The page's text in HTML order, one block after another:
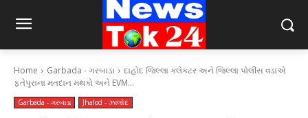
Home Garbada - ગરબાડા
દાહોદ જિલ્લા કલેક્ટર અને જિલ્લા પોલીસ વડાએ
ફતેપુરાના મતદાન મથકો અને EVM...
Garbada - ગરબાડા Jhalod - ઝાલોદ